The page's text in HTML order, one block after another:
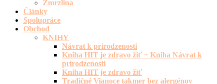
Zmrzlina
Články
Spolupráce
Obchod
KNIHY
Návrat k prirodzenosti
Kniha HIT je zdravo žiť + Kniha Návrat k
prirodzenosti
Kniha HIT je zdravo žiť
Tradičné Vianoce takmer bez alergénov